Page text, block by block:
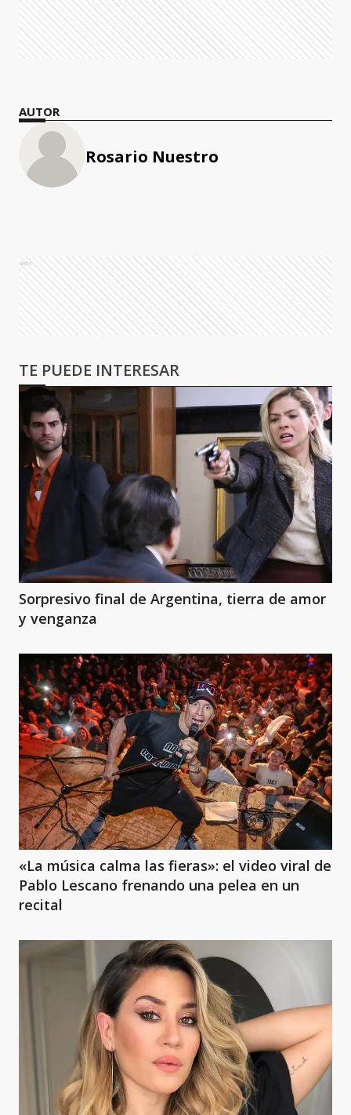
AUTOR
Rosario Nuestro
Ads
TE PUEDE INTERESAR
Sorpresivo final de Argentina, tierra de amor
y venganza
«La música calma las fieras»: el video viral de
Pablo Lescano frenando una pelea en un
recital